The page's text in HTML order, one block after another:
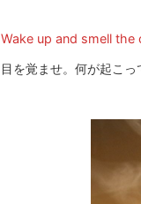
Wake up and smell the
目を覚ませ。何が起こっ